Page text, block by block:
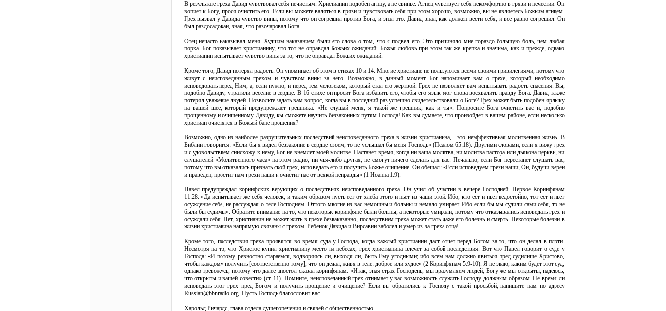
В результате греха Давид чувствовал себя нечистым. Христианин подобен агнцу, а не свинье. Агнец чувствует себя некомфортно в грязи и нечестии. Он
вопиет к Богу, прося очистить его. Если вы можете валяться в грязи и чувствовать себя при этом хорошо, возможно, вы не являетесь Божьим агнцем.
Грех вызвал у Давида чувство вины, потому что он согрешил против Бога, и знал это. Давид знал, как должен вести себя, и все равно согрешил. Он
был раздосадован, зная, что разочаровал Бога.
Отец нечасто наказывал меня. Худшим наказанием были его слова о том, что я подвел его. Это причиняло мне гораздо большую боль, чем любая
порка. Бог показывает христианину, что тот не оправдал Божьих ожиданий. Божья любовь при этом так же крепка и значима, как и прежде, однако
христианин испытывает чувство вины за то, что не оправдал Божьих ожиданий.
Кроме того, Давид потерял радость. Он упоминает об этом в стихах 10 и 14. Многие христиане не пользуются всеми своими привилегиями, потому что
живут с неисповеданным грехом и чувством вины за него. Возможно, в данный момент Бог напоминает вам о грехе, который необходимо
исповедовать перед Ним, а, если нужно, и перед тем человеком, который стал его жертвой. Грех не позволяет вам испытывать радость спасения. Вы,
подобно Давиду, утратили веселие в сердце. В 16 стихе он просит Бога избавить его, чтобы его язык мог снова восхвалить правду Бога. Давид также
потерял уважение людей. Позвольте задать вам вопрос, когда вы в последний раз успешно свидетельствовали о Боге? Грех может быть подобен ярлыку
на вашей шее, который предупреждает грешника: «Не слушай меня, я такой же грешник, как и ты». Попросите Бога очистить вас и, подобно
прощенному и очищенному Давиду, вы сможете научить беззаконных путям Господа! Как вы думаете, что произойдет в вашем районе, если несколько
христиан очистятся в Божьей бане прощения?
Возможно, одно из наиболее разрушительных последствий неисповеданного греха в жизни христианина, - это неэффективная молитвенная жизнь. В
Библии говорится: «Если бы я видел беззаконие в сердце своем, то не услышал бы меня Господь» (Псалом 65:18). Другими словами, если я вижу грех
и с удовольствием снисхожу к нему, Бог не внемлет моей молитве. Настанет время, когда ни ваша молитва, ни молитва пастора или дьякона церкви, ни
слушателей «Молитвенного часа» на этом радио, ни чья-либо другая, не смогут ничего сделать для вас. Печально, если Бог перестанет слушать вас,
потому что вы отказались признать свой грех, исповедать его и получить Божье очищение. Он обещал: «Если исповедуем грехи наши, Он, будучи верен
и праведен, простит нам грехи наши и очистит нас от всякой неправды» (1 Иоанна 1:9).
Павел предупреждал коринфских верующих о последствиях неисповеданного греха. Он учил об участии в вечере Господней. Первое Коринфянам
11:28: «Да испытывает же себя человек, и таким образом пусть ест от хлеба этого и пьет из чаши этой. Ибо, кто ест и пьет недостойно, тот ест и пьет
осуждение себе, не рассуждая о теле Господнем. Оттого многие из вас немощны и больны и немало умирает. Ибо если бы мы судили сами себя, то не
были бы судимы». Обратите внимание на то, что некоторые коринфяне были больны, а некоторые умирали, потому что отказывались исповедать грех и
осуждали себя. Нет, христианин не может жить в грехе безнаказанно, последствием греха может стать даже его болезнь и смерть. Некоторые болезни в
жизни христианина напрямую связаны с грехом. Ребенок Давида и Вирсавии заболел и умер из-за греха отца!
Кроме того, последствия греха проявятся во время суда у Господа, когда каждый христианин даст отчет перед Богом за то, что он делал в плоти.
Несмотря на то, что Христос купил христианину место на небесах, грех христианина влечет за собой последствия. Вот что Павел говорит о суде у
Господа: «И потому ревностно стараемся, водворяясь ли, выходя ли, быть Ему угодными; ибо всем нам должно явиться пред судилище Христово,
чтобы каждому получить [соответственно тому], что он делал, живя в теле: доброе или худое» (2 Коринфянам 5:9-10). Я не знаю, каким будет этот суд,
однако тревожусь, потому что далее апостол сказал коринфянам: «Итак, зная страх Господень, мы вразумляем людей, Богу же мы открыты; надеюсь,
что открыты и вашей совести» (ст. 11). Помните, неисповеданный грех отнимает у вас возможность служить Господу должным образом. Не время ли
исповедать этот грех пред Богом и получить прощение и очищение? Если вы обратились к Господу с такой просьбой, напишите нам по адресу
Russian@bbnradio.org. Пусть Господь благословит вас.
Харольд Ричардс, глава отдела душепопечения и связей с общественностью.